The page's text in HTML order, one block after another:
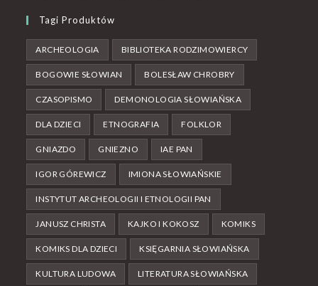
Tagi Produktów
ARCHEOLOGIA BIBLIOTEKA RODZIMOWIERCY
BOGOWIE SŁOWIAN BOLESŁAW CHROBRY
CZASOPISMO DEMONOLOGIA SŁOWIAŃSKA
DLA DZIECI ETNOGRAFIA FOLKLOR
GNIAZDO GNIEZNO IAE PAN
IGOR GÓREWICZ IMIONA SŁOWIAŃSKIE
INSTYTUT ARCHEOLOGII I ETNOLOGII PAN
JANUSZ CHRISTA KAJKO I KOKOSZ KOMIKS
KOMIKS DLA DZIECI KSIĘGARNIA SŁOWIAŃSKA
KULTURA LUDOWA LITERATURA SŁOWIAŃSKA